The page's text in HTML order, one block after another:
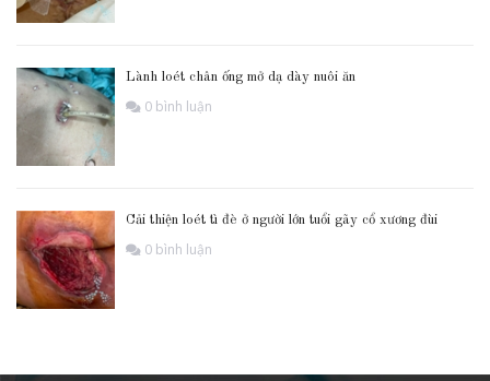
Lành loét chân ống mở dạ dày nuôi ăn
0 bình luận
Cải thiện loét tì đè ở người lớn tuổi gãy cổ xương đùi
0 bình luận